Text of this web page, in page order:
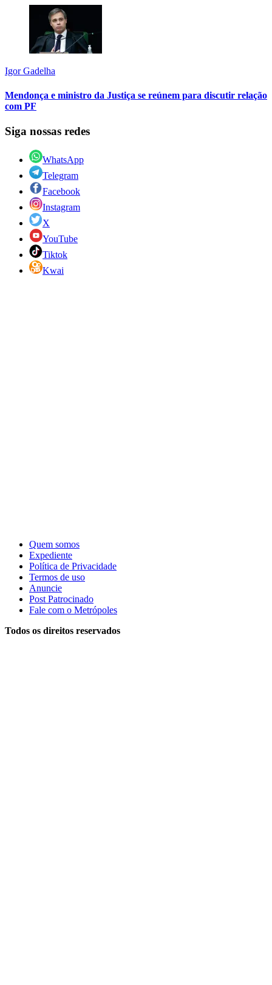
Igor Gadelha
Mendonça e ministro da Justiça se reúnem para discutir relação
com PF
Siga nossas redes
WhatsApp
Telegram
Facebook
Instagram
X
YouTube
Tiktok
Kwai
Quem somos
Expediente
Política de Privacidade
Termos de uso
Anuncie
Post Patrocinado
Fale com o Metrópoles
Todos os direitos reservados